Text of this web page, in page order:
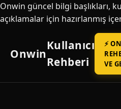
Onwin güncel bilgi başlıkları,
açıklamalar için hazırlanmış
Onwin
Kullanıcı
Rehberi
⚡
VE